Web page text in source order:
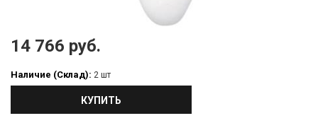
14 766 руб.
Наличие (Склад): 2 шт
КУПИТЬ